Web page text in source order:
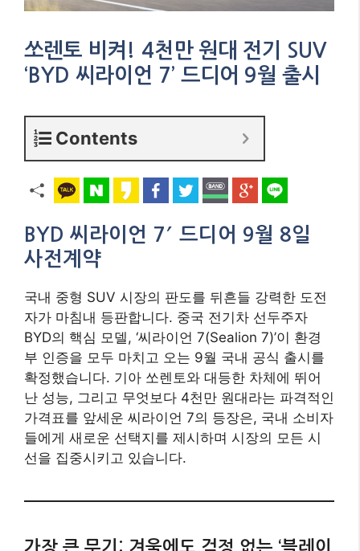
쏘렌토 비켜! 4천만 원대 전기 SUV
‘BYD 씨라이언 7’ 드디어 9월 출시
Contents
BYD 씨라이언 7′ 드디어 9월 8일
사전계약
국내 중형 SUV 시장의 판도를 뒤흔들 강력한 도전
자가 마침내 등판합니다. 중국 전기차 선두주자
BYD의 핵심 모델, ‘씨라이언 7(Sealion 7)’이 환경
부 인증을 모두 마치고 오는 9월 국내 공식 출시를
확정했습니다. 기아 쏘렌토와 대등한 차체에 뛰어
난 성능, 그리고 무엇보다 4천만 원대라는 파격적인
가격표를 앞세운 씨라이언 7의 등장은, 국내 소비자
들에게 새로운 선택지를 제시하며 시장의 모든 시
선을 집중시키고 있습니다.
가장 큰 무기: 겨울에도 걱정 없는 ‘블레이